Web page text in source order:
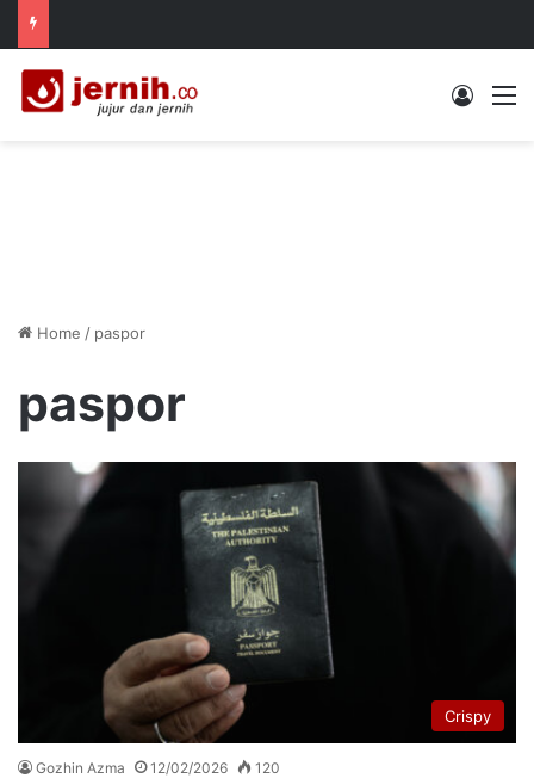
Log In
Home / paspor
paspor
Crispy
Gozhin Azma 12/02/2026 120